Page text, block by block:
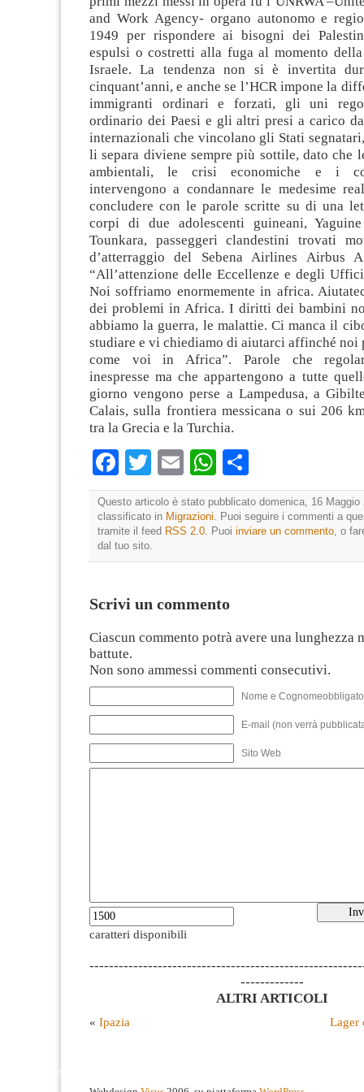
and Work Agency- organo autonomo e
1949 per rispondere ai bisogni dei
espulsi o costretti alla fuga al momento
Israele. La tendenza non si è invertita
cinquant’anni, e anche se l’HCR impone la
immigranti ordinari e forzati, gli uni
ordinario dei Paesi e gli altri presi a carico
internazionali che vincolano gli Stati
li separa diviene sempre più sottile, dato che
ambientali, le crisi economiche e i
intervengono a condannare le medesime
concludere con le parole scritte su di una
corpi di due adolescenti guineani,
Tounkara, passeggeri clandestini trovati
d’atterraggio del Sebena Airlines Airbus
“All’attenzione delle Eccellenze e degli
Noi soffriamo enormemente in africa.
dei problemi in Africa. I diritti dei bambini
abbiamo la guerra, le malattie. Ci manca il
studiare e vi chiediamo di aiutarci affinché noi
come voi in Africa”. Parole che
inespresse ma che appartengono a tutte
giorno vengono perse a Lampedusa, a
Calais, sulla frontiera messicana o sui 206
tra la Grecia e la Turchia.
Facebook
TwitterEmailWhatsApp
Questo articolo è stato pubblicato domenica, 16 Maggio
classificato in Migrazioni. Puoi seguire i commenti a
tramite il feed RSS 2.0. Puoi inviare un commento, o
dal tuo sito.
Scrivi un commento
Ciascun commento potrà avere una lunghezza
battute.
Non sono ammessi commenti consecutivi.
Nome e
E-mail (non verrà
Sito Web
caratteri disponibili
-------------
ALTRI ARTICOLI
« Ipazia Lager